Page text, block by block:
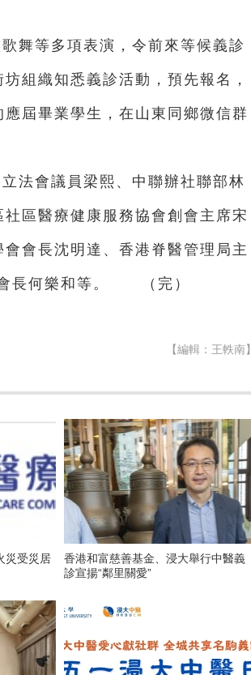
舞等多項表演，令前來等候義診
組織知悉義診活動，預先報名，
屆畢業學生，在山東同鄉微信群
法會議員梁熙、中聯辦社聯部林
區醫療健康服務協會創會主席宋
會長沈明達、香港脊醫管理局主
會長何樂和等。 （完）
【編輯：王軼南】
災受災居
香港和富慈善基金、浸大舉行中醫義
診宣揚“鄰里關愛”